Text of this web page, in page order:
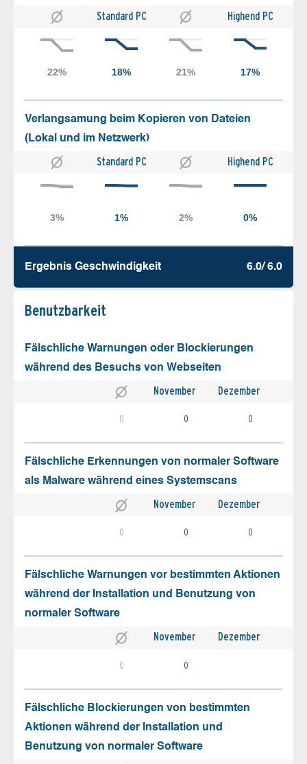
Standard PC Highend PC
Verlangsamung beim Kopieren von Dateien
(Lokal und im Netzwerk)
Standard PC Highend PC
Ergebnis Geschw­indigkeit 6.0/ 6.0
Benutz­barkeit
Fälschliche Warnungen oder Blockierungen
während des Besuchs von Webseiten
November Dezember
0 0 0
Fälschliche Erkennungen von normaler Software
als Malware während eines Systemscans
November Dezember
0 0 0
Fälschliche Warnungen vor bestimmten Aktionen
während der Installation und Benutzung von
normaler Software
November Dezember
0 0
Fälschliche Blockierungen von bestimmten
Aktionen während der Installation und
Benutzung von normaler Software